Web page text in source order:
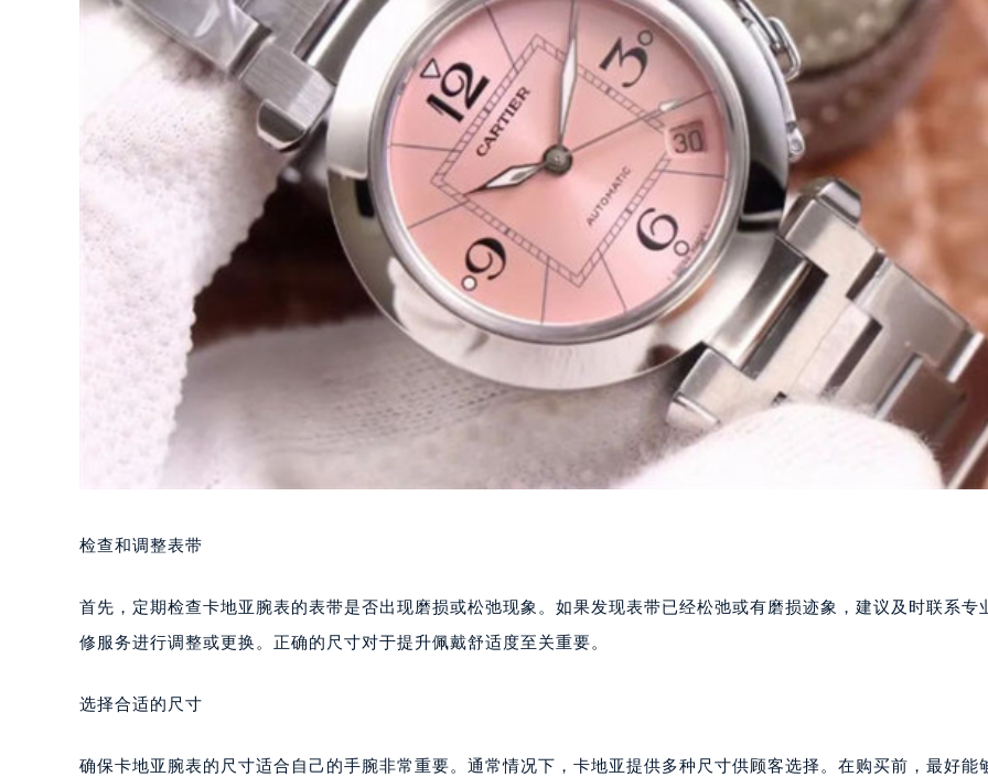
检查和调整表带
首先，定期检查卡地亚腕表的表带是否出现磨损或松弛现象。如果发现表带已经松弛或有磨损迹象，建议及时联系专
修服务进行调整或更换。正确的尺寸对于提升佩戴舒适度至关重要。
选择合适的尺寸
确保卡地亚腕表的尺寸适合自己的手腕非常重要。通常情况下，卡地亚提供多种尺寸供顾客选择。在购买前，最好能